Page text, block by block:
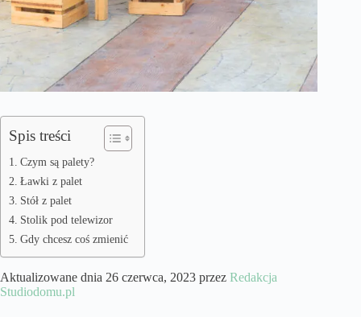
Spis treści
Czym są palety?
Ławki z palet
Stół z palet
Stolik pod telewizor
Gdy chcesz coś zmienić
Aktualizowane dnia 26 czerwca, 2023 przez Redakcja
Studiodomu.pl